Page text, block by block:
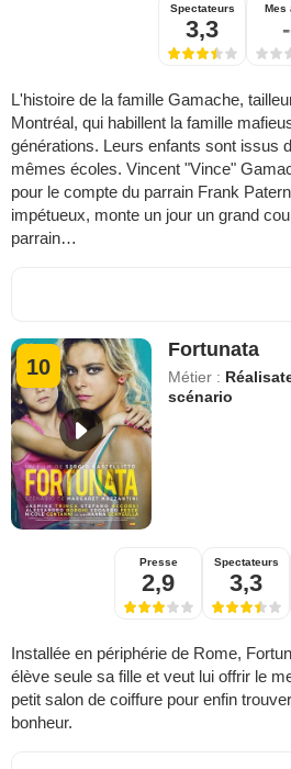
Spectateurs
3,3
Mes
L'histoire de la famille Gamache,
Montréal, qui habillent la famille
générations. Leurs enfants sont issus
mêmes écoles. Vincent "Vince"
pour le compte du parrain Frank
impétueux, monte un jour un grand
parrain…
10
Fortunata
Métier :
scénario
Presse
2,9
Spectateurs
3,3
Installée en périphérie de Rome,
élève seule sa fille et veut lui offrir le
petit salon de coiffure pour enfin
bonheur.